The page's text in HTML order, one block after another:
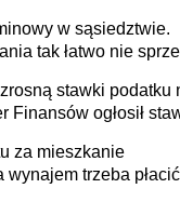
w sąsiedztwie.
tak łatwo nie
stawki podatku
Finansów ogłosił
za mieszkanie
wynajem trzeba płacić